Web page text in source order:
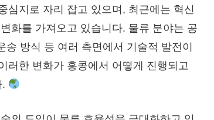
심지로 자리 잡고 있으며, 최근에는 혁신
화를 가져오고 있습니다. 물류 분야는 공
송 방식 등 여러 측면에서 기술적 발전이
러한 변화가 홍콩에서 어떻게 진행되고